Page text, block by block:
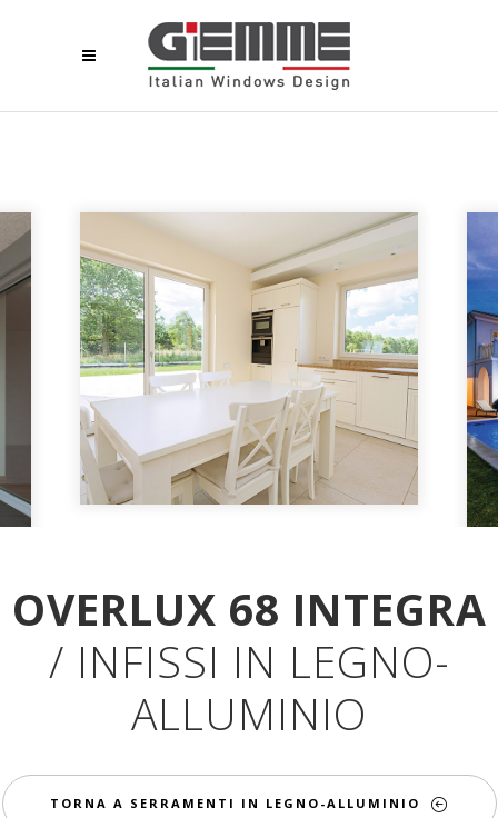
OVERLUX 68 INTEGRA
/ INFISSI IN LEGNO-
ALLUMINIO
TORNA A SERRAMENTI IN LEGNO-ALLUMINIO